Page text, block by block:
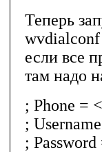
Теперь
wvdialconf
если все
там надо
; Phone =
;
;